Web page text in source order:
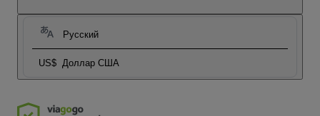
Русский
US$ Доллар США